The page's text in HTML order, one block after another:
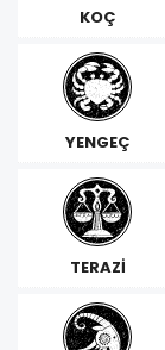
KOÇ
YENGEÇ
TERAZİ